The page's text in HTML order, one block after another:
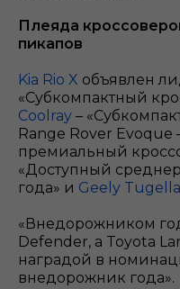
Плеяда
пикапов
Kia Rio X объявлен
«Субкомпактный
Coolray –
Range Rover Evoque
премиальный
«Доступный
года» и Geely Tugella
«Внедорожником
Defender, а Toyota
наградой в
внедорожник года».